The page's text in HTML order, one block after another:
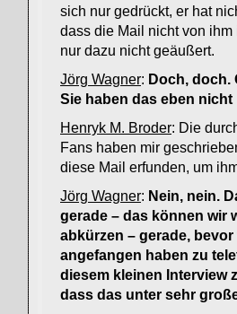
sich nur gedrückt, er hat
dass die Mail nicht von ihm
nur dazu nicht geäußert.
Jörg Wagner: Doch, doch.
Sie haben das eben
Henryk M. Broder: Die
Fans haben mir
diese Mail erfunden, um
Jörg Wagner: Nein, nein.
gerade – das können wir
abkürzen – gerade, bevor
angefangen haben zu
diesem kleinen Interview
dass das unter sehr